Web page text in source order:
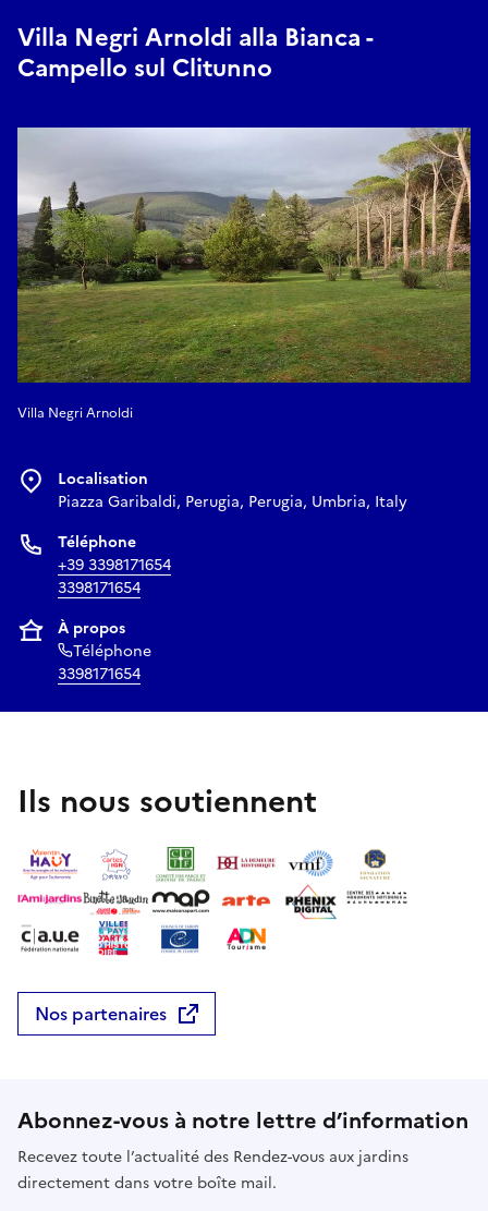
Villa Negri Arnoldi alla Bianca -
Campello sul Clitunno
Villa Negri Arnoldi
Localisation
Piazza Garibaldi, Perugia, Perugia, Umbria, Italy
Téléphone
+39 3398171654
3398171654
À propos
Téléphone
3398171654
Ils nous soutiennent
Nos partenaires
Abonnez-vous à notre lettre d’information
Recevez toute l’actualité des Rendez-vous aux jardins
directement dans votre boîte mail.